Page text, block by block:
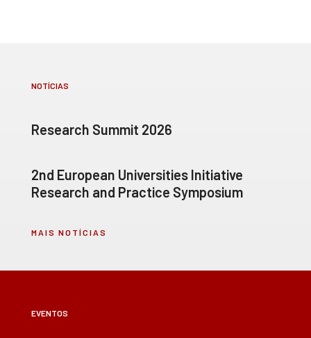
NOTÍCIAS
Research Summit 2026
2nd European Universities Initiative
Research and Practice Symposium
MAIS NOTÍCIAS
EVENTOS